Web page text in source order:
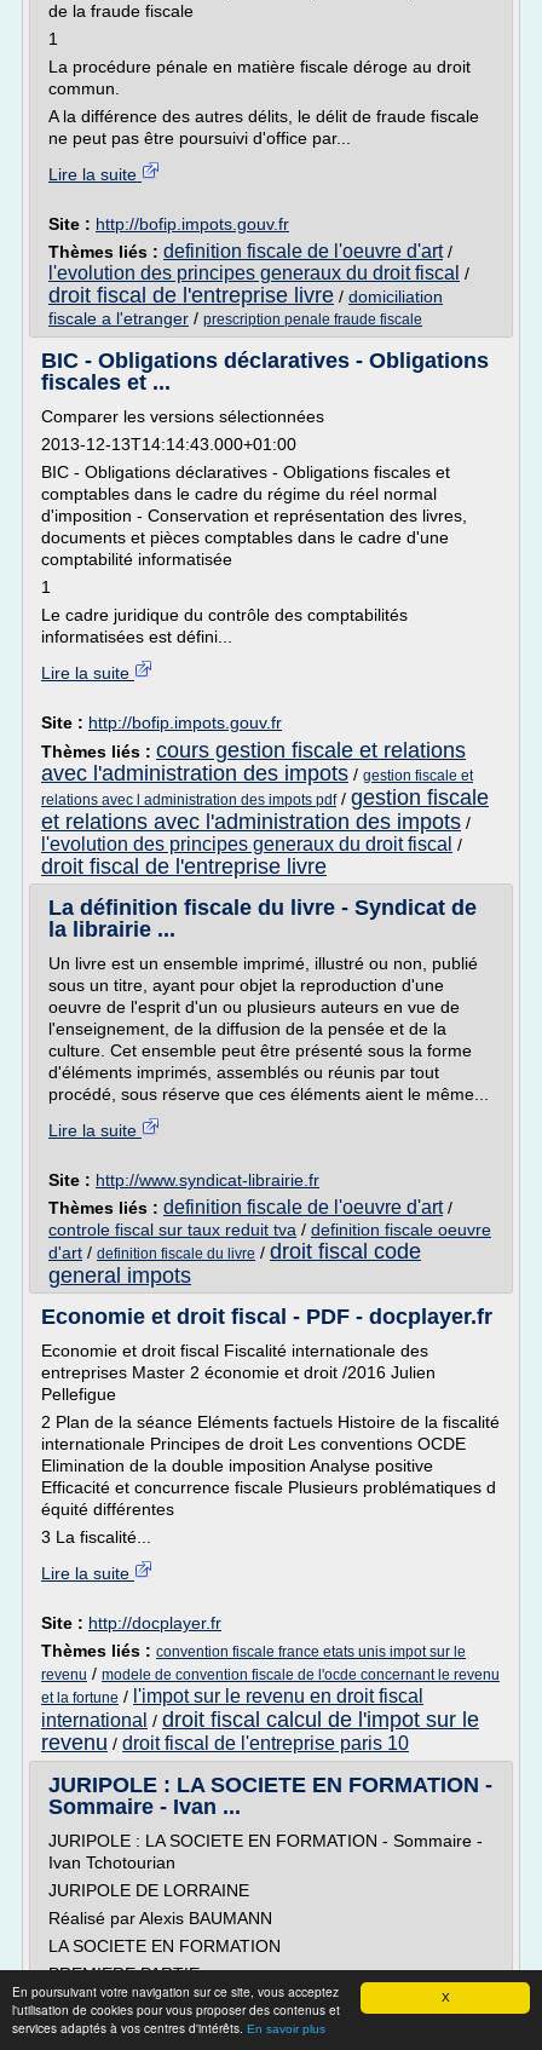
X
En poursuivant votre navigation sur ce site, vous acceptez
l'utilisation de cookies pour vous proposer des contenus et
services adaptés à vos centres d'intérêts. En savoir plus
de la fraude fiscale
1
La procédure pénale en matière fiscale déroge au droit
commun.
A la différence des autres délits, le délit de fraude fiscale
ne peut pas être poursuivi d'office par...
Lire la suite
Site : http://bofip.impots.gouv.fr
Thèmes liés : definition fiscale de l'oeuvre d'art/
l'evolution des principes generaux du droit fiscal /
droit fiscal de l'entreprise livre / domiciliation
fiscale a l'etranger / prescription penale fraude fiscale
BIC - Obligations déclaratives - Obligations
fiscales et ...
Comparer les versions sélectionnées
2013-12-13T14:14:43.000+01:00
BIC - Obligations déclaratives - Obligations fiscales et
comptables dans le cadre du régime du réel normal
d'imposition - Conservation et représentation des livres,
documents et pièces comptables dans le cadre d'une
comptabilité informatisée
1
Le cadre juridique du contrôle des comptabilités
informatisées est défini...
Lire la suite
Site : http://bofip.impots.gouv.fr
Thèmes liés : cours gestion fiscale et relations
avec l'administration des impots / gestion fiscale et
relations avec l administration des impots pdf/ gestion fiscale
et relations avec l'administration des impots /
l'evolution des principes generaux du droit fiscal /
droit fiscal de l'entreprise livre
La définition fiscale du livre - Syndicat de
la librairie ...
Un livre est un ensemble imprimé, illustré ou non, publié
sous un titre, ayant pour objet la reproduction d'une
oeuvre de l'esprit d'un ou plusieurs auteurs en vue de
l'enseignement, de la diffusion de la pensée et de la
culture. Cet ensemble peut être présenté sous la forme
d'éléments imprimés, assemblés ou réunis par tout
procédé, sous réserve que ces éléments aient le même...
Lire la suite
Site : http://www.syndicat-librairie.fr
Thèmes liés : definition fiscale de l'oeuvre d'art/
controle fiscal sur taux reduit tva / definition fiscale oeuvre
d'art / definition fiscale du livre / droit fiscal code
general impots
Economie et droit fiscal - PDF - docplayer.fr
Economie et droit fiscal Fiscalité internationale des
entreprises Master 2 économie et droit /2016 Julien
Pellefigue
2 Plan de la séance Eléments factuels Histoire de la fiscalité
internationale Principes de droit Les conventions OCDE
Elimination de la double imposition Analyse positive
Efficacité et concurrence fiscale Plusieurs problématiques d
équité différentes
3 La fiscalité...
Lire la suite
Site : http://docplayer.fr
Thèmes liés : convention fiscale france etats unis impot sur le
revenu / modele de convention fiscale de l'ocde concernant le revenu
et la fortune / l'impot sur le revenu en droit fiscal
international / droit fiscal calcul de l'impot sur le
revenu / droit fiscal de l'entreprise paris 10
JURIPOLE : LA SOCIETE EN FORMATION -
Sommaire - Ivan ...
JURIPOLE : LA SOCIETE EN FORMATION - Sommaire -
Ivan Tchotourian
JURIPOLE DE LORRAINE
Réalisé par Alexis BAUMANN
LA SOCIETE EN FORMATION
PREMIERE PARTIE
TITRE 1 : la notion de société en formation
Préalablement à l'étude du régime de la société en